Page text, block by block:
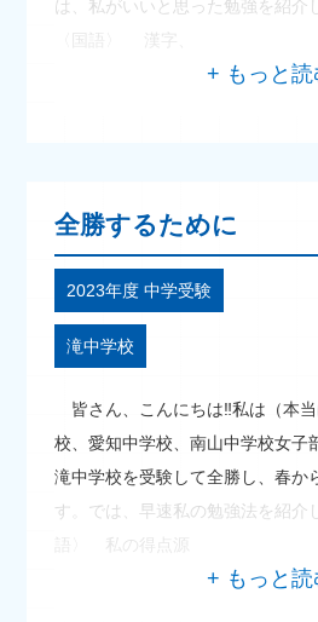
は、私がいいと思った勉強を紹介
〈国語〉 漢字、
全勝するために
2023年度 中学受験
滝中学校
皆さん、こんにちは‼私は（本
校、愛知中学校、南山中学校女子
滝中学校を受験して全勝し、春か
す。では、早速私の勉強法を紹介
語〉 私の得点源